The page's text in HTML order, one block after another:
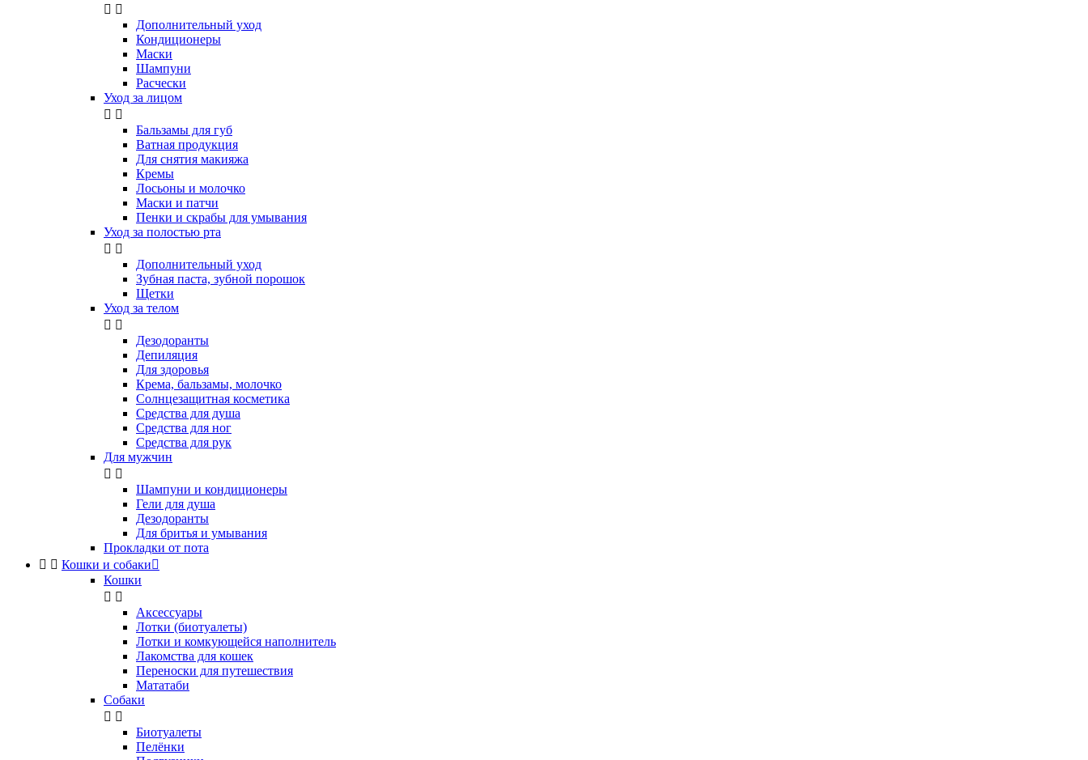
 
Дополнительный уход
Кондиционеры
Маски
Шампуни
Расчески
Уход за лицом
 
Бальзамы для губ
Ватная продукция
Для снятия макияжа
Кремы
Лосьоны и молочко
Маски и патчи
Пенки и скрабы для умывания
Уход за полостью рта
 
Дополнительный уход
Зубная паста, зубной порошок
Щетки
Уход за телом
 
Дезодоранты
Депиляция
Для здоровья
Крема, бальзамы, молочко
Солнцезащитная косметика
Средства для душа
Средства для ног
Средства для рук
Для мужчин
 
Шампуни и кондиционеры
Гели для душа
Дезодоранты
Для бритья и умывания
Прокладки от пота
  Кошки и собаки
Кошки
 
Аксессуары
Лотки (биотуалеты)
Лотки и комкующейся наполнитель
Лакомства для кошек
Переноски для путешествия
Мататаби
Собаки
 
Биотуалеты
Пелёнки